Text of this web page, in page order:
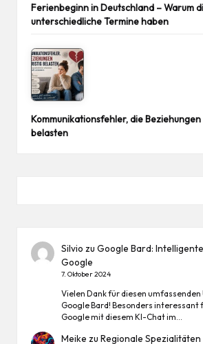
Ferienbeginn in Deutschland – Warum
unterschiedliche Termine haben
Kommunikationsfehler, die
belasten
Silvio zuGoogle Bard:
Google
7. Oktober 2024
Vielen Dank für diesen umfassenden
Google Bard! Besonders interessant
Google mit diesem KI-Chat im…
Meike zuRegionale